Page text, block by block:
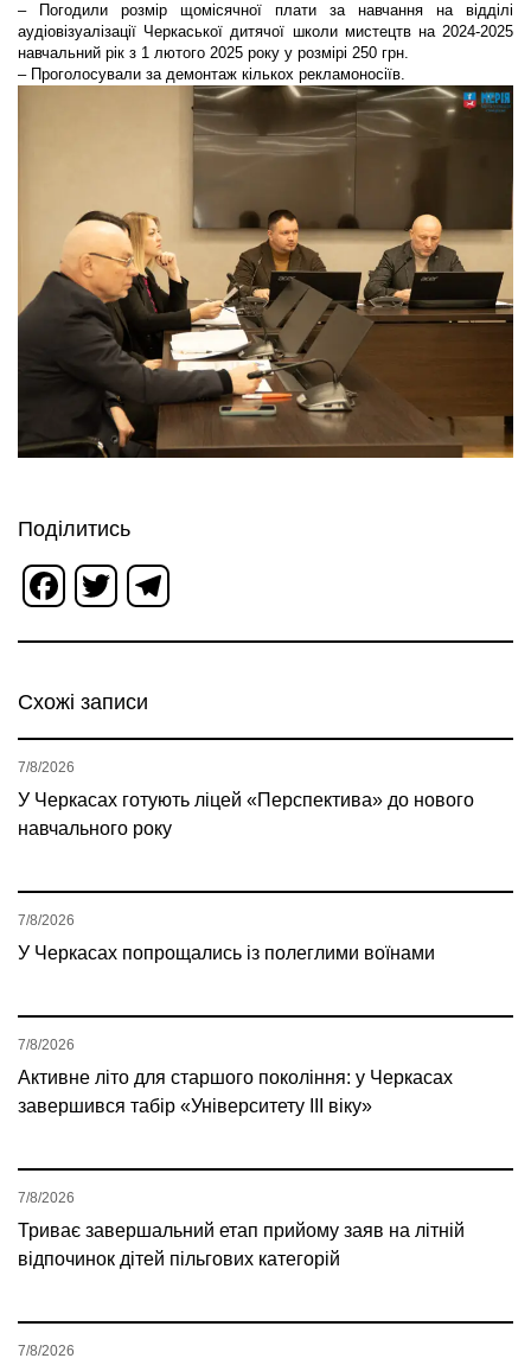
– Погодили розмір щомісячної плати за навчання на відділі
аудіовізуалізації Черкаської дитячої школи мистецтв на 2024-2025
навчальний рік з 1 лютого 2025 року у розмірі 250 грн.
– Проголосували за демонтаж кількох рекламоносіїв.
Поділитись
Facebook
Twitter
Схожі записи
У Черкасах готують ліцей «Перспектива» до нового
навчального року
7/8/2026
У Черкасах попрощались із полеглими воїнами
7/8/2026
Активне літо для старшого покоління: у Черкасах
завершився табір «Університету ІІІ віку»
7/8/2026
Триває завершальний етап прийому заяв на літній
відпочинок дітей пільгових категорій
7/8/2026
7/8/2026